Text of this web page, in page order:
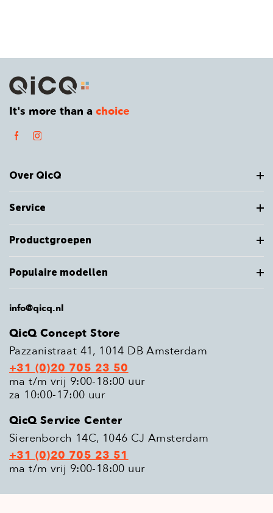
It's more than a choice
Over QicQ
Service
Productgroepen
Populaire modellen
info@qicq.nl
QicQ Concept Store
Pazzanistraat 41, 1014 DB Amsterdam
+31 (0)20 705 23 50
ma t/m vrij 9:00-18:00 uur
za 10:00-17:00 uur
QicQ Service Center
Sierenborch 14C, 1046 CJ Amsterdam
+31 (0)20 705 23 51
ma t/m vrij 9:00-18:00 uur